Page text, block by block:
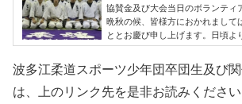
協賛金及び大会当日のボランティ
晩秋の候、皆様方におかれまして
ととお慶び申し上げます。日頃よ
年団の活動にご理解、ご協力を賜
昭和56年1月に当スポーツ少年団
で来年1月に40年を迎えることに
ら保護者のみなさまや関係者のみ
波多江柔道スポーツ少年団卒団生及び
は、上のリンク先を是非お読みくださ